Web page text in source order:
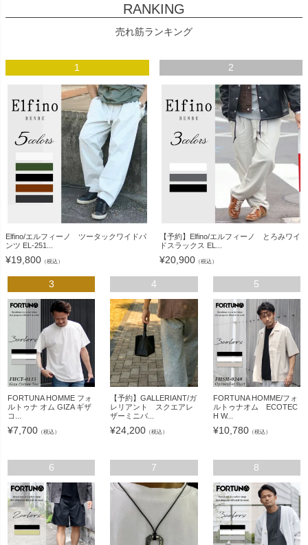
RANKING
売れ筋ランキング
1
Elfino/エルフィーノ ツータックワイドパ
ンツ EL-251...
¥19,800 （税込）
2
【予約】Elfino/エルフィーノ とろみワイ
ドスラックス EL...
¥20,900（税込）
3
FORTUNA HOMME フォ
ルトゥナ オム GIZA ギザ
コ...
¥7,700 （税込）
4
【予約】GALLERIANT/ガ
レリアント スクエアレ
ザーミニバ...
¥24,200 （税込）
5
FORTUNA HOMME/フォ
ルトゥナオム ECOTEC
H W...
¥10,780（税込）
6 7 8